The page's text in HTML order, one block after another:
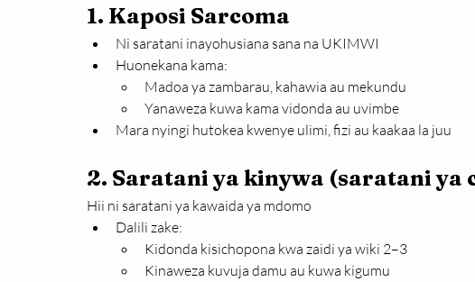
1. Kaposi Sarcoma
Ni saratani inayohusiana sana na UKIMWI
Huonekana kama:
Madoa ya zambarau, kahawia au mekundu
Yanaweza kuwa kama vidonda au uvimbe
Mara nyingi hutokea kwenye ulimi, fizi au kaakaa la juu
2. Saratani ya kinywa (saratani ya
Hii ni saratani ya kawaida ya mdomo
Dalili zake:
Kidonda kisichopona kwa zaidi ya wiki 2–3
Kinaweza kuvuja damu au kuwa kigumu